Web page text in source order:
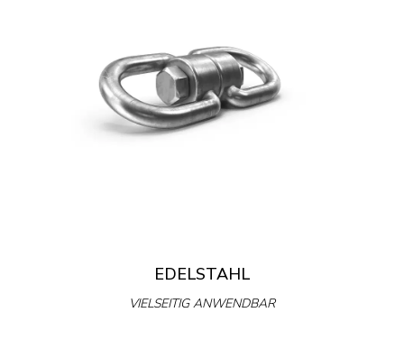
EDELSTAHL
VIELSEITIG ANWENDBAR